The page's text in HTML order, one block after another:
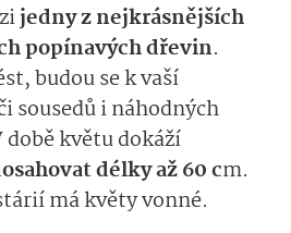
jedny z nejkrásnějších
popínavých dřevin.
budou se k vaší
sousedů i náhodných
květu dokáží
délky až 60 cm.
má květy vonné.